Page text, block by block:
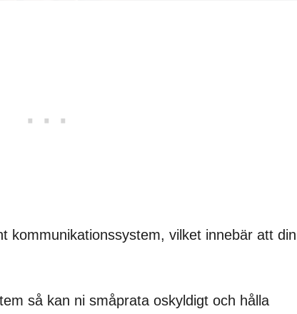
kommunikationssystem, vilket innebär att din
så kan ni småprata oskyldigt och hålla